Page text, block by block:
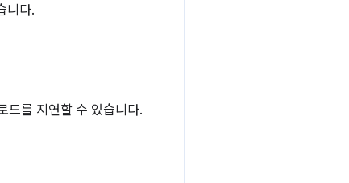
니다.
드를 지연할 수 있습니다.